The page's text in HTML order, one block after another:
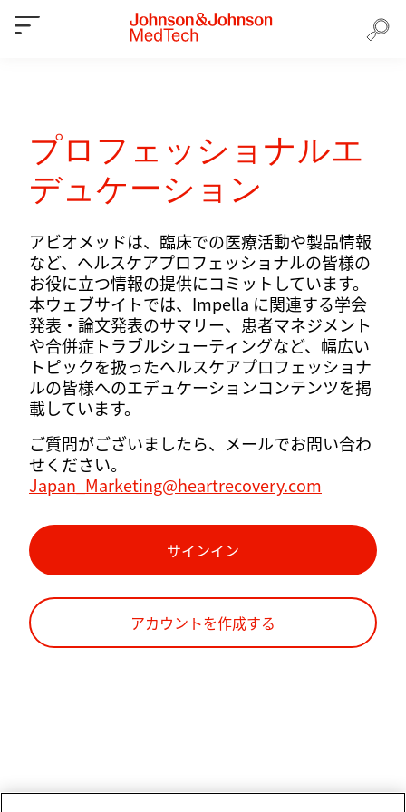
プロフェッショナルエ
デュケーション
アビオメッドは、臨床での医療活動や製品情報
など、ヘルスケアプロフェッショナルの皆様の
お役に立つ情報の提供にコミットしています。
本ウェブサイトでは、Impella に関連する学会
発表・論文発表のサマリー、患者マネジメント
や合併症トラブルシューティングなど、幅広い
トピックを扱ったヘルスケアプロフェッショナ
ルの皆様へのエデュケーションコンテンツを掲
載しています。
ご質問がございましたら、メールでお問い合わ
せください。
Japan_Marketing@heartrecovery.com